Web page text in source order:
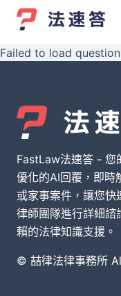
Failed to load
FastLaw法速答 - 您
優化的AI回覆，即時
或家事案件，讓您快
律師團隊進行詳細諮
賴的法律知識支援。
© 喆律法律事務所